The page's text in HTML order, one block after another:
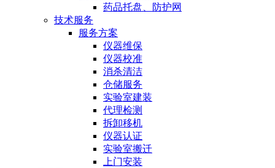
药品托盘、防护网
技术服务
服务方案
仪器维保
仪器校准
消杀清洁
仓储服务
实验室建装
代理检测
拆卸移机
仪器认证
实验室搬迁
上门安装